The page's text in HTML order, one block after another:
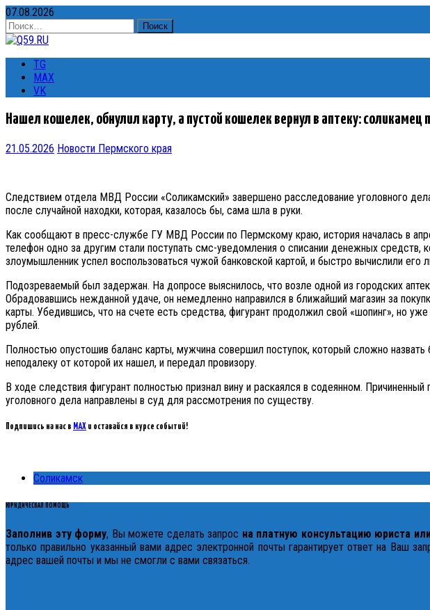
07.08.2026
Найти:
TG
MAX
VK
Нашел кошелек, обнулил карту, а пустой кошелек вернул в аптеку: соликамец
21.05.2026 Новости Пермского края
Следствием отдела МВД России «Соликамский» завершено расследование уголовного
после случайной находки, которая, казалось бы, сама шла в руки.
Как сообщают в пресс-службе ГУ МВД России по Пермскому краю, история началась в
телефон одно за другим стали поступать смс-уведомления о списании денежных
злоумышленник успел воспользоваться чужой банковской картой, и быстро вычислили его
Подозреваемый был задержан. На допросе выяснилось, что возле одной из городских
Обрадовавшись нежданной удаче, он немедленно направился в ближайший магазин за
карты. Убедившись, что на счете есть средства, фигурант продолжил свой «шопинг», но
рублей.
Полностью опустошив баланс карты, мужчина совершил поступок, который сложно
неподалеку от которой их нашел, и передал провизору.
В ходе следствия фигурант полностью признал вину и раскаялся в содеянном.
уголовного дела направлены в суд для рассмотрения по существу.
Подпишись на нас в MAX и оставайся в курсе событий!
Соликамск
ЮРИДИЧЕСКАЯ ПОМОЩЬ
Заполнив эту форму, Вы можете сделать запрос на платную консультацию юриста
только правильно указанный вами адрес электронной почты гарантирует ответ на Ваш
адрес вашей почты и мы не смогли с вами связаться.